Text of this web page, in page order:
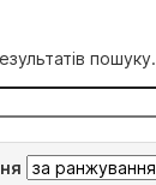
пошуку.